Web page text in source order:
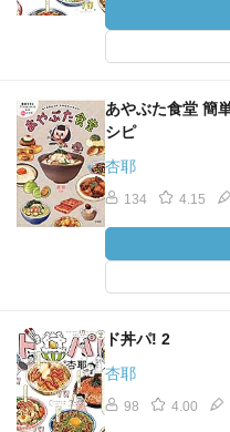
あやぶた食堂 簡
シピ
杏耶
134 4.15
ド丼パ! 2
杏耶
98 4.00